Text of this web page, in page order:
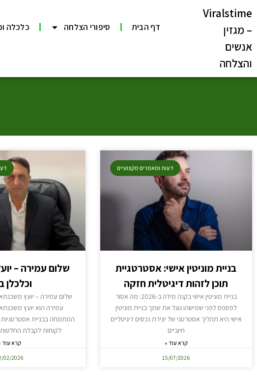
Viralstime
– מגזין
אנשים
והצלחה
דף הבית סיפורי הצלחה כלכלה
דעות ומאמרים מקצועיים
בניית מוניטין אישי: אסטרטגיית
תוכן לזהות דיגיטלית חזקה
בניית מוניטין אישי בקנה מידה ב-2026: מה אסור
לפספס לפני שמישהו גוגל את שמך בניית מוניטין
אישי היא תהליך אסטרטגי של יצירת נכסים דיגיטליים
חיוביים
קרא עוד »
15/07/2026
שלום עמירה –
וכלכלן
שלום עמירה – יועץ
עמירה הוא יועץ
המתמחה בבניית אסטרטגיות
לקוחות לקבלת החלטות
קרא עוד
02/2026